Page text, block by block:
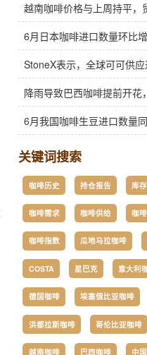
越南咖啡价格与上周持平，
6月日本咖啡进口数量环比
6月我国咖啡生豆进口数量
关键词搜索
咖啡历史 持仓报告 库
咖啡需求 咖啡供给 咖
咖啡指数 瓜地马拉咖啡
COSTA 星巴克 意大利
德国咖啡 埃塞俄比亚咖啡
洪都拉斯咖啡 哥伦比亚咖啡
越南咖啡 巴西咖啡 中